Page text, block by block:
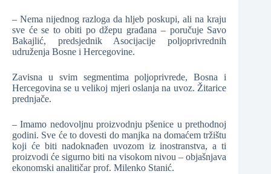
– Nema nijednog razloga da hljeb poskupi, ali na kraju
sve će se to obiti po džepu građana – poručuje Savo
Bakajlić, predsjednik Asocijacije poljoprivrednih
udruženja Bosne i Hercegovine.
Zavisna u svim segmentima poljoprivrede, Bosna i
Hercegovina se u velikoj mjeri oslanja na uvoz. Žitarice
prednjače.
– Imamo nedovoljnu proizvodnju pšenice u prethodnoj
godini. Sve će to dovesti do manjka na domaćem tržištu
koji će biti nadoknađen uvozom iz inostranstva, a ti
proizvodi će sigurno biti na visokom nivou – objašnjava
ekonomski analitičar prof. Milenko Stanić.